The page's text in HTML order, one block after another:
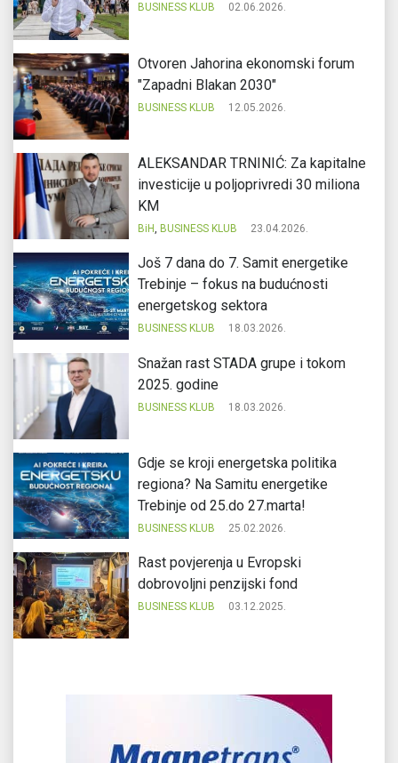
BUSINESS KLUB 02.06.2026.
Otvoren Jahorina ekonomski forum
"Zapadni Blakan 2030"
BUSINESS KLUB 12.05.2026.
ALEKSANDAR TRNINIĆ: Za kapitalne
investicije u poljoprivredi 30 miliona
KM
BiH, BUSINESS KLUB 23.04.2026.
Još 7 dana do 7. Samit energetike
Trebinje – fokus na budućnosti
energetskog sektora
BUSINESS KLUB 18.03.2026.
Snažan rast STADA grupe i tokom
2025. godine
BUSINESS KLUB 18.03.2026.
Gdje se kroji energetska politika
regiona? Na Samitu energetike
Trebinje od 25.do 27.marta!
BUSINESS KLUB 25.02.2026.
Rast povjerenja u Evropski
dobrovoljni penzijski fond
BUSINESS KLUB 03.12.2025.